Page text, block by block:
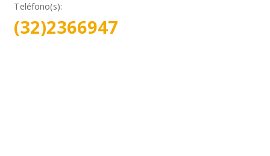
Teléfono(s):
(32)2366947